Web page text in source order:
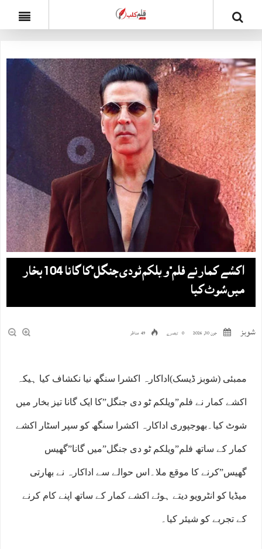
اکشے کمار نے فلم”ویلکم ٹودی جنگل”کا گانا 104 بخار
میں شوٹ کیا
شوبز جون 30, 2026 0 تبصرے 49 مناظر
ممبئی (شوبز ڈیسک)اداکارہ اکشرا سنگھ نیا نکشاف کیا ہیکہ
اکشے کمار نے فلم”ویلکم ٹو دی جنگل”کا ایک گانا تیز بخار میں
شوٹ کیا۔بھوجپوری اداکارہ اکشرا سنگھ کو سپر اسٹار اکشے
کمار کے ساتھ فلم”ویلکم ٹو دی جنگل”میں گانا”گھیس
گھیس”کرنے کا موقع ملا۔اس حوالے سے اداکارہ نے بھارتی
میڈیا کو انٹرویو دیتے ہوئے اکشے کمار کے ساتھ اپنے کام کرنے
کے تجربے کو شیئر کیا۔